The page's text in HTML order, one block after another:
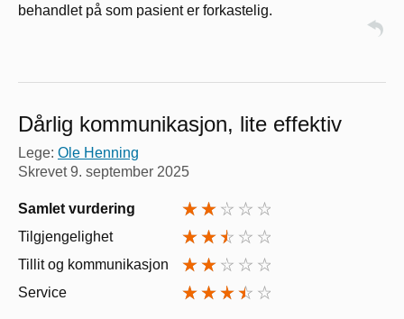
behandlet på som pasient er forkastelig.
Dårlig kommunikasjon, lite effektiv
Lege: Ole Henning
Skrevet9. september 2025
Samlet vurdering
Tilgjengelighet
Tillit og kommunikasjon
Service